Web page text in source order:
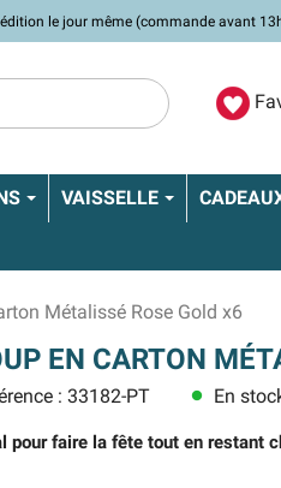
le jour même (commande avant
VAISSELLE
Métalissé Rose Gold x6
EN CARTON
: 33182-PT lens En
pour faire la fête tout en restant